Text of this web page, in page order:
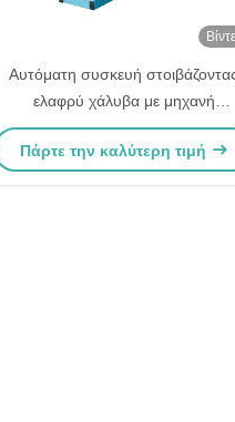
Αυτόματη συσκευή
ελαφρύ χάλυβα με μηχανή
σχηματισμού κελιού CNC
υψηλή ταχύτητα 60m/min
Πάρτε την καλύτερη τιμή